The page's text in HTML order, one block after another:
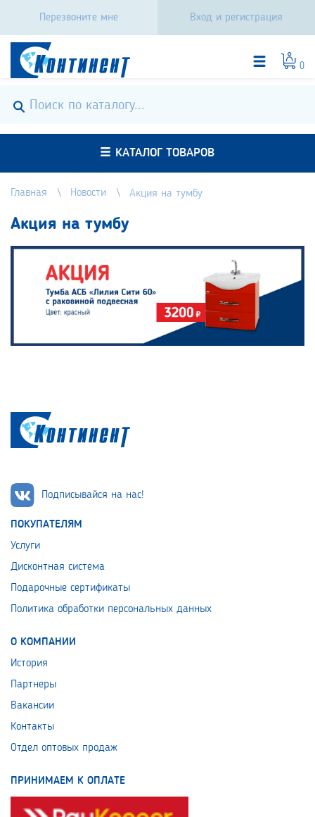
Перезвоните мне Вход и регистрация
0
КАТАЛОГ ТОВАРОВ
Главная Новости Акция на тумбу
Акция на тумбу
Подписывайся на нас!
ПОКУПАТЕЛЯМ
Услуги
Дисконтная система
Подарочные сертификаты
Политика обработки персональных данных
О КОМПАНИИ
История
Партнеры
Вакансии
Контакты
Отдел оптовых продаж
ПРИНИМАЕМ К ОПЛАТЕ